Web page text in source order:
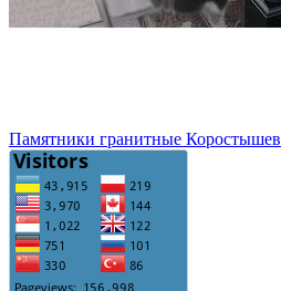
Памятники гранитные Коростышев